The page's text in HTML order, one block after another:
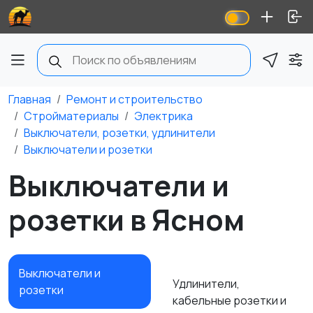
Главная
Ремонт и строительство
Стройматериалы
Электрика
Выключатели, розетки, удлинители
Выключатели и розетки
Выключатели и
розетки в Ясном
Выключатели и
розетки
Удлинители,
кабельные розетки и